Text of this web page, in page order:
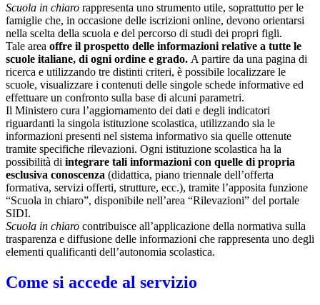
Scuola in chiaro rappresenta uno strumento utile, soprattutto per le
famiglie che, in occasione delle iscrizioni online, devono orientarsi
nella scelta della scuola e del percorso di studi dei propri figli.
Tale area offre il prospetto delle informazioni relative a tutte le
scuole italiane, di ogni ordine e grado. A partire da una pagina di
ricerca e utilizzando tre distinti criteri, è possibile localizzare le
scuole, visualizzare i contenuti delle singole schede informative ed
effettuare un confronto sulla base di alcuni parametri.
Il Ministero cura l’aggiornamento dei dati e degli indicatori
riguardanti la singola istituzione scolastica, utilizzando sia le
informazioni presenti nel sistema informativo sia quelle ottenute
tramite specifiche rilevazioni. Ogni istituzione scolastica ha la
possibilità di integrare tali informazioni con quelle di propria
esclusiva conoscenza (didattica, piano triennale dell’offerta
formativa, servizi offerti, strutture, ecc.), tramite l’apposita funzione
“Scuola in chiaro”, disponibile nell’area “Rilevazioni” del portale
SIDI.
Scuola in chiaro contribuisce all’applicazione della normativa sulla
trasparenza e diffusione delle informazioni che rappresenta uno degli
elementi qualificanti dell’autonomia scolastica.
Come si accede al servizio